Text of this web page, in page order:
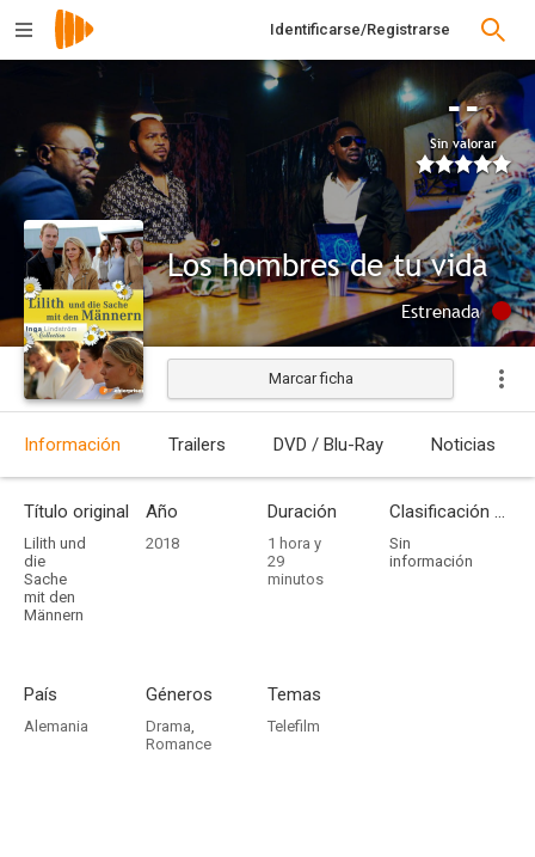
Identificarse/Registrarse
--
Sin valorar
Los hombres de tu vida
Estrenada
Marcar ficha
Información Trailers DVD / Blu-Ray Noticias
Título original
Lilith und
die
Sache
mit den
Männern
Año
2018
Duración
1 hora y
29
minutos
Clasificación por edades
Sin
información
País
Alemania
Géneros
Drama,
Romance
Temas
Telefilm